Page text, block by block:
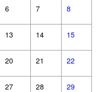
6 7 8
13 14 15
20 21 22
27 28 29